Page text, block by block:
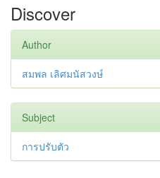
Discover
Author
สมพล เลิศมนัสวงษ์
Subject
การปรับตัว